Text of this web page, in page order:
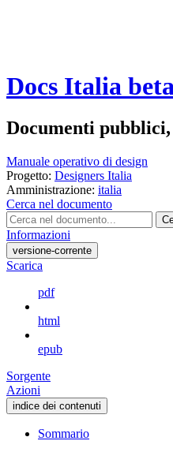
Docs Italia beta
Documenti
Manuale operativo di design
Progetto: Designers Italia
Amministrazione: italia
Cerca nel documento
Informazioni
versione-corrente
Scarica
pdf
html
epub
Sorgente
Azioni
indice dei contenuti
Sommario